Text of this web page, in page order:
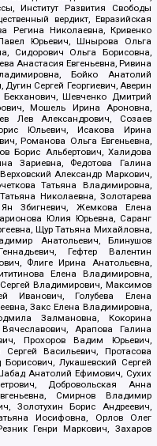
Институт Развития Свободы
вердикт, Евразийская
Регина Николаевна, Кривенко
Юрьевич, Шнырова Ольга
Сидорович Ольга Борисовна,
Анастасия Евгеньевна, Ривина
Бойко Анатолий
Сергей Георгиевич, Аверин
Шевченко Дмитрий
Мошель Ирина Ароновна,
Лев Александрович, Созаев
Юльевич, Исакова Ирина
Романова Ольга Евгеньевна,
Борис Альбертович, Халидова
Зариевна, Федотова Галина
Александр Маркович,
Татьяна Владимировна,
Николаевна, Золотарева
Ян Збигневич, Жемкова Елена
Юлия Юрьевна, Саранг
Щур Татьяна Михайловна,
Анатольевич, Блинушов
Гефтер Валентин
Флиге Ирина Анатольевна,
Елена Владимировна,
Владимирович, Максимов
Иванович, Голубева Елена
Закс Елена Владимировна,
Залмановна, Кокорина
Арапова Галина
Прохоров Вадим Юрьевич,
Васильевич, Протасова
Лукашевский Сергей
Анатолий Ефимович, Сухих
Добровольская Анна
Смирнов Владимир
Золотухин Борис Андреевич,
Иосифовна, Орлов Олег
Генри Маркович, Захаров